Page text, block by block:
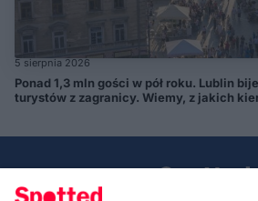
5 sierpnia 2026
Ponad 1,3 mln gości w pół roku. Lublin
turystów z zagranicy. Wiemy, z jakich